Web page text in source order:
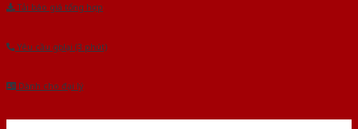
Tải báo giá tổng hợp
Yêu cầu gọi lại (3 phút)
Dành cho đại lý